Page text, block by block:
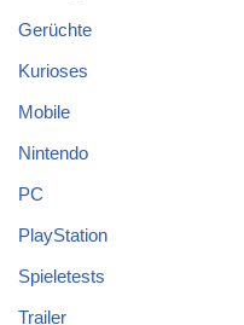
Gerüchte
Kurioses
Mobile
Nintendo
PC
PlayStation
Spieletests
Trailer